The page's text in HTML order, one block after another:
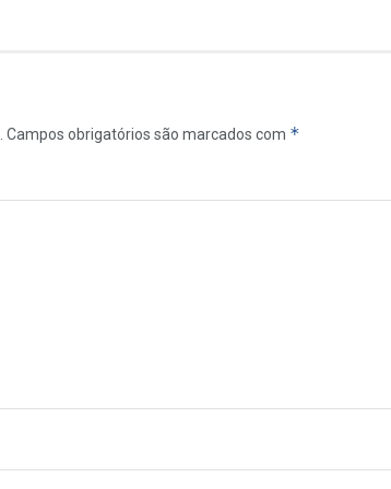
Campos obrigatórios são marcados com *